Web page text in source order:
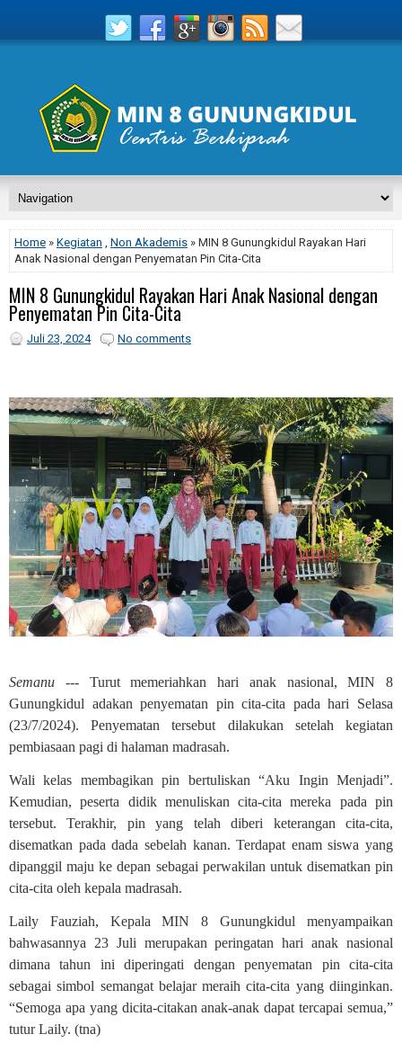
Home » Kegiatan , Non Akademis » MIN 8 Gunungkidul Rayakan Hari
Anak Nasional dengan Penyematan Pin Cita-Cita
MIN 8 Gunungkidul Rayakan Hari Anak Nasional dengan
Penyematan Pin Cita-Cita
Juli 23, 2024 No comments
Semanu ---Turut memeriahkan hari anak nasional, MIN 8
Gunungkidul adakan penyematan pin cita-cita pada hari Selasa
(23/7/2024). Penyematan tersebut dilakukan setelah kegiatan
pembiasaan pagi di halaman madrasah.
Wali kelas membagikan pin bertuliskan “Aku Ingin Menjadi”.
Kemudian, peserta didik menuliskan cita-cita mereka pada pin
tersebut. Terakhir, pin yang telah diberi keterangan cita-cita,
disematkan pada dada sebelah kanan. Terdapat enam siswa yang
dipanggil maju ke depan sebagai perwakilan untuk disematkan pin
cita-cita oleh kepala madrasah.
Laily Fauziah, Kepala MIN 8 Gunungkidul menyampaikan
bahwasannya 23 Juli merupakan peringatan hari anak nasional
dimana tahun ini diperingati dengan penyematan pin cita-cita
sebagai simbol semangat belajar meraih cita-cita yang diinginkan.
“Semoga apa yang dicita-citakan anak-anak dapat tercapai semua,”
tutur Laily. (tna)